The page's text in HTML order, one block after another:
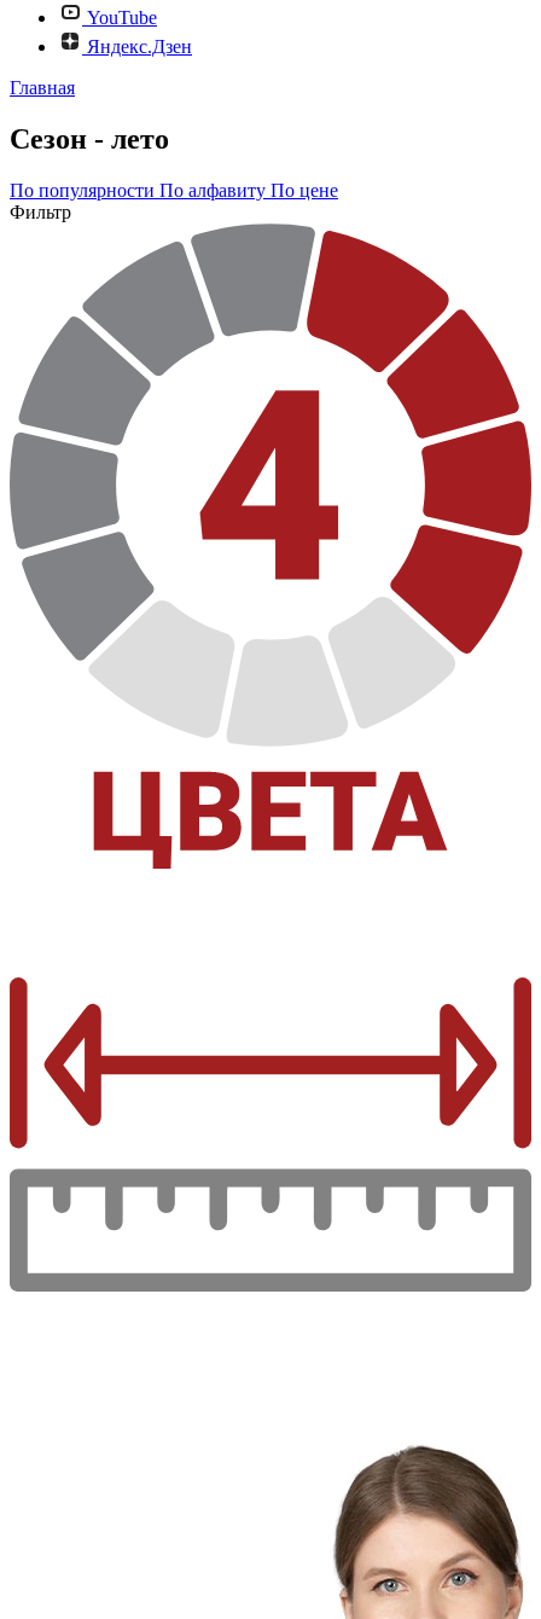
YouTube
Яндекс.Дзен
Главная
Сезон - лето
По популярности По алфавиту По цене
Фильтр